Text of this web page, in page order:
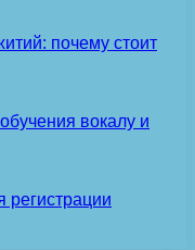
почему стоит
вокалу и
регистрации